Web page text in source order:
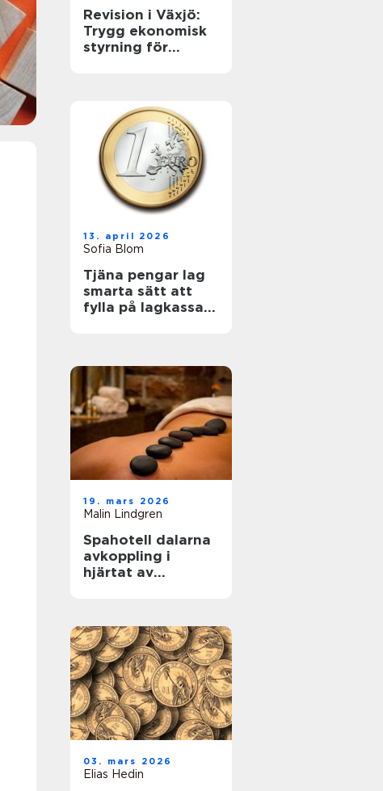
Revision i Växjö:
Trygg ekonomisk
styrning för
13. april 2026
Sofia Blom
Tjäna pengar lag
smarta sätt att
fylla på lagkassan
19. mars 2026
Malin Lindgren
Spahotell dalarna
avkoppling i
hjärtat av
03. mars 2026
Elias Hedin